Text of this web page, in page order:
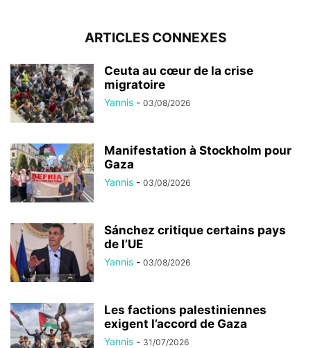
ARTICLES CONNEXES
Ceuta au cœur de la crise
migratoire
Yannis - 03/08/2026
Manifestation à Stockholm pour
Gaza
Yannis - 03/08/2026
Sánchez critique certains pays
de l’UE
Yannis - 03/08/2026
Les factions palestiniennes
exigent l’accord de Gaza
Yannis - 31/07/2026